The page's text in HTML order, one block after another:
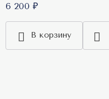
6 200 ₽
В корзину